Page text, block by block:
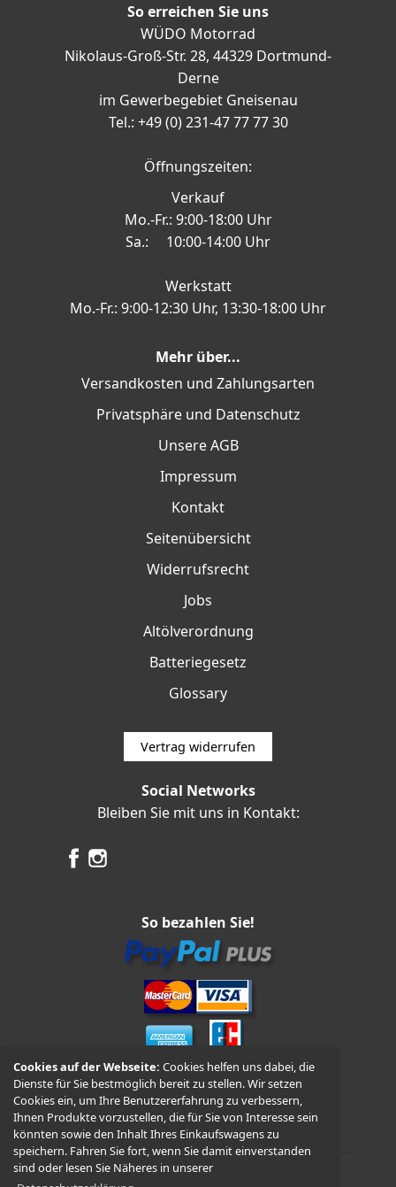
Cookies auf der Webseite:Cookies helfen uns dabei, die
Dienste für Sie bestmöglich bereit zu stellen. Wir setzen
Cookies ein, um Ihre Benutzererfahrung zu verbessern,
Ihnen Produkte vorzustellen, die für Sie von Interesse sein
könnten sowie den Inhalt Ihres Einkaufswagens zu
speichern. Fahren Sie fort, wenn Sie damit einverstanden
sind oder lesen Sie Näheres in unserer
So erreichen Sie uns
WÜDO Motorrad
Nikolaus-Groß-Str. 28, 44329 Dortmund-
Derne
im Gewerbegebiet Gneisenau
Tel.: +49 (0) 231-47 77 77 30
Öffnungszeiten:
Verkauf
Mo.-Fr.: 9:00-18:00 Uhr
Sa.: 10:00-14:00 Uhr
Werkstatt
Mo.-Fr.: 9:00-12:30 Uhr, 13:30-18:00 Uhr
Mehr über...
Versandkosten und Zahlungsarten
Privatsphäre und Datenschutz
Unsere AGB
Impressum
Kontakt
Seitenübersicht
Widerrufsrecht
Jobs
Altölverordnung
Batteriegesetz
Glossary
Vertrag widerrufen
Social Networks
Bleiben Sie mit uns in Kontakt:
So bezahlen Sie!
Vorkasse und Nachnahme